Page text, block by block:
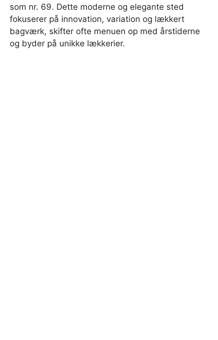
som nr. 69. Dette moderne og elegante sted
fokuserer på innovation, variation og lækkert
bagværk, skifter ofte menuen op med årstiderne
og byder på unikke lækkerier.